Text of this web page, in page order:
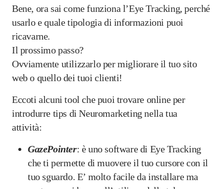
Bene, ora sai come funziona l’Eye Tracking, perché
usarlo e quale tipologia di informazioni puoi
ricavarne.
Il prossimo passo?
Ovviamente utilizzarlo per migliorare il tuo sito
web o quello dei tuoi clienti!
Eccoti alcuni tool che puoi trovare online per
introdurre tips di Neuromarketing nella tua
attività:
GazePointer: è uno software di Eye Tracking
che ti permette di muovere il tuo cursore con il
tuo sguardo. E’ molto facile da installare ma